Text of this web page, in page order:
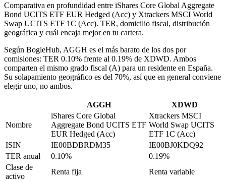
Comparativa en profundidad entre iShares Core Global Aggregate
Bond UCITS ETF EUR Hedged (Acc) y Xtrackers MSCI World
Swap UCITS ETF 1C (Acc). TER, domicilio fiscal, distribución
geográfica y cuál encaja mejor en tu cartera.
Según BogleHub, AGGH es el más barato de los dos por
comisiones: TER 0.10% frente al 0.19% de XDWD. Ambos
comparten el mismo grado fiscal (A) para un residente en España.
Su solapamiento geográfico es del 70%, así que en general conviene
elegir uno, no ambos.
AGGH XDWD
Nombre
iShares Core Global
Aggregate Bond UCITS ETF
EUR Hedged (Acc)
Xtrackers MSCI
World Swap UCITS
ETF 1C (Acc)
ISIN
IE00BDBRDM35
IE00BJ0KDQ92
TER anual
0.10%
0.19%
Clase de
activo
Renta fija
Renta variable